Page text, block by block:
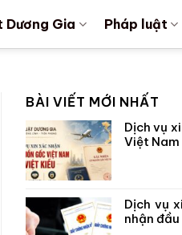
Dương Gia Pháp luật
BÀI VIẾT MỚI NHẤT
Dịch vụ
Việt Nam
Dịch vụ
nhận